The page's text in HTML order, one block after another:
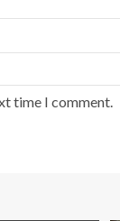
time I comment.